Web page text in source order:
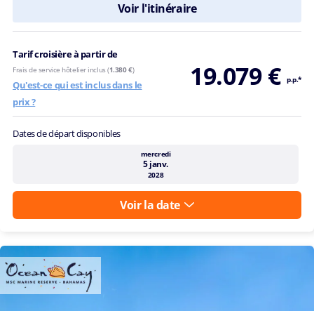
Voir l'itinéraire
Tarif croisière à partir de
19.079 € p.p.*
Frais de service hôtelier inclus (1.380 €)
Qu'est-ce qui est inclus dans le
prix ?
Dates de départ disponibles
mercredi
5 janv.
2028
Voir la date
le
jour
l'heure
Veuillez
contacter
dès que
possible